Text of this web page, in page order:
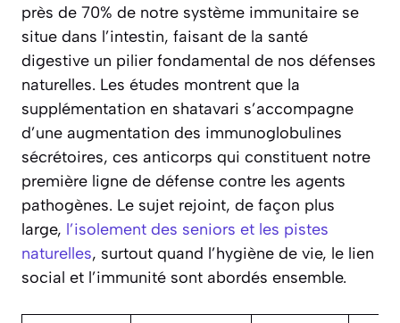
près de 70% de notre système immunitaire se
situe dans l’intestin, faisant de la santé
digestive un pilier fondamental de nos défenses
naturelles. Les études montrent que la
supplémentation en shatavari s’accompagne
d’une augmentation des immunoglobulines
sécrétoires, ces anticorps qui constituent notre
première ligne de défense contre les agents
pathogènes. Le sujet rejoint, de façon plus
large, l’isolement des seniors et les pistes
naturelles, surtout quand l’hygiène de vie, le lien
social et l’immunité sont abordés ensemble.